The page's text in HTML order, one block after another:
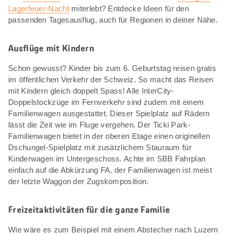
Lagerfeuer-Nachtmiterlebt? Entdecke Ideen für den
passenden Tagesausflug, auch für Regionen in deiner Nähe.
Ausflüge mit Kindern
Schon gewusst? Kinder bis zum 6. Geburtstag reisen gratis
im öffentlichen Verkehr der Schweiz. So macht das Reisen
mit Kindern gleich doppelt Spass! Alle InterCity-
Doppelstockzüge im Fernverkehr sind zudem mit einem
Familienwagen ausgestattet. Dieser Spielplatz auf Rädern
lässt die Zeit wie im Fluge vergehen. Der Ticki Park-
Familienwagen bietet in der oberen Etage einen originellen
Dschungel-Spielplatz mit zusätzlichem Stauraum für
Kinderwagen im Untergeschoss. Achte im SBB Fahrplan
einfach auf die Abkürzung FA, der Familienwagen ist meist
der letzte Waggon der Zugskomposition.
Freizeitaktivitäten für die ganze Familie
Wie wäre es zum Beispiel mit einem Abstecher nach Luzern